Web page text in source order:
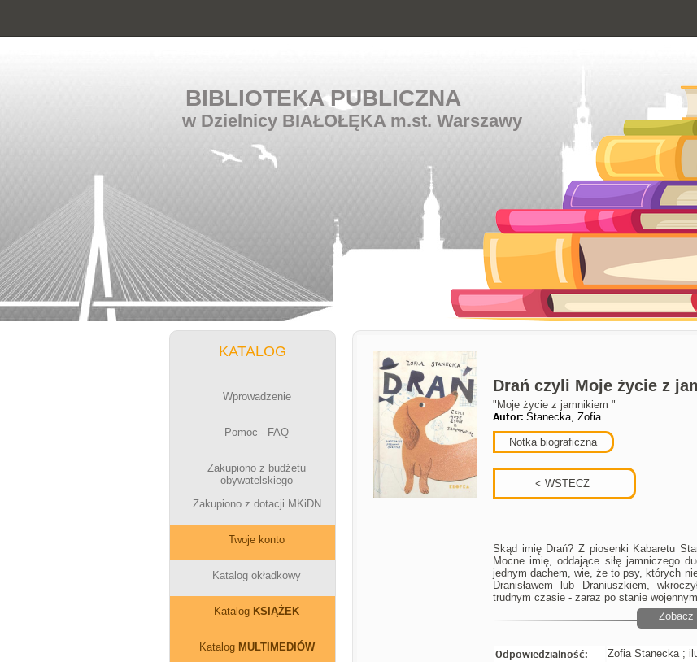
BIBLIOTEKA PUBLICZNA
w Dzielnicy BIAŁOŁĘKA m.st. Warszawy
KATALOG
Wprowadzenie
Pomoc - FAQ
Zakupiono z budżetu
obywatelskiego
Zakupiono z dotacji MKiDN
Twoje konto
Katalog okładkowy
Katalog KSIĄŻEK
Katalog MULTIMEDIÓW
Drań czyli Moje życie z
"Moje życie z jamnikiem "
Autor: Stanecka, Zofia
Notka biograficzna
Skąd imię Drań? Z piosenki Kabaretu
Mocne imię, oddające siłę jamniczego
jednym dachem, wie, że to psy, których
Dranisławem lub Draniuszkiem,
trudnym czasie - zaraz po stanie
Zobacz
Odpowiedzialność: Zofia Stanecka ;